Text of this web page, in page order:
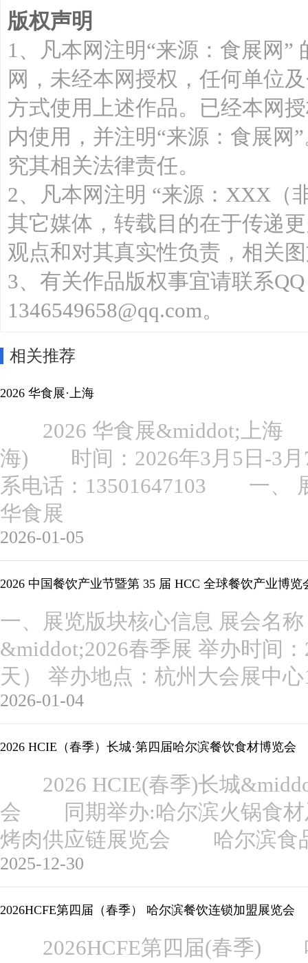
版权声明
1、凡本网注明“来源：食展网”
网，未经本网授权，任何单位
方式使用上述作品。已经本网
内使用，并注明“来源：食展网
究其相关法律责任。
2、凡本网注明 “来源：XXX（
其它媒体，转载目的在于传递
观点和对其真实性负责，相关
3、有关作品版权事宜请联系
1346549658@qq.com。
相关推荐
2026 华食展·上海
2026 华食展&middot;上海
海) 时间：2026年3月5日-
系电话：13501647103 一
华食展
2026-01-05
2026 中国餐饮产业节暨第 35 届 HCC 全球餐饮产业博览
一、展览版块核心信息 展会名
&middot;2026春季展 举办时间
天） 举办地点：杭州大会展中
2026-01-04
2026 HCIE（春季）长城·第四届哈尔滨餐饮食材博览会
2026 HCIE(春季)长城
会 同期举办:哈尔滨火锅食
烤肉供应链展览会 哈尔滨食
2025-12-30
2026HCFE第四届（春季） 哈尔滨餐饮连锁加盟展览会
2026HCFE第四届(春季)